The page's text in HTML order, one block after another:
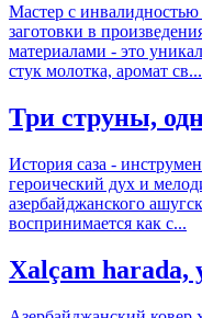
Мастер с
заготовки в
материалами - это
стук молотка, аромат св...
Три струны,
История саза -
героический дух и
азербайджанского
воспринимается как с...
Хalçam harada,